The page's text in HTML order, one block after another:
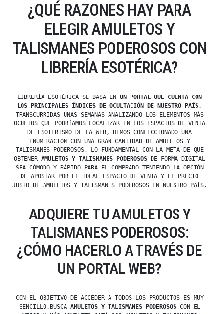
¿QUÉ RAZONES HAY PARA
ELEGIR AMULETOS Y
TALISMANES PODEROSOS CON
LIBRERÍA ESOTÉRICA?
LIBRERÍA ESOTÉRICA SE BASA EN UN PORTAL QUE CUENTA CON
LOS PRINCIPALES ÍNDICES DE OCULTACIÓN DE NUESTRO PAÍS.
TRANSCURRIDAS UNAS SEMANAS ANALIZANDO LOS ELEMENTOS MÁS
OCULTOS QUE PODRÍAMOS LOCALIZAR EN LOS ESPACIOS DE VENTA
DE ESOTERISMO DE LA WEB, HEMOS CONFECCIONADO UNA
ENUMERACIÓN CON UNA GRAN CANTIDAD DE AMULETOS Y
TALISMANES PODEROSOS, LO FUNDAMENTAL CON LA META DE QUE
OBTENER AMULETOS Y TALISMANES PODEROSOS DE FORMA DIGITAL
SEA CÓMODO Y RÁPIDO PARA EL COMPRADO TENIENDO LA OPCIÓN
DE APOSTAR POR EL IDEAL ESPACIO DE VENTA Y EL PRECIO
JUSTO DE AMULETOS Y TALISMANES PODEROSOS EN NUESTRO PAÍS.
ADQUIERE TU AMULETOS Y
TALISMANES PODEROSOS:
¿CÓMO HACERLO A TRAVÉS DE
UN PORTAL WEB?
CON EL OBJETIVO DE ACCEDER A TODOS LOS PRODUCTOS ES MUY
SENCILLO.BUSCA AMULETOS Y TALISMANES PODEROSOSCON EL